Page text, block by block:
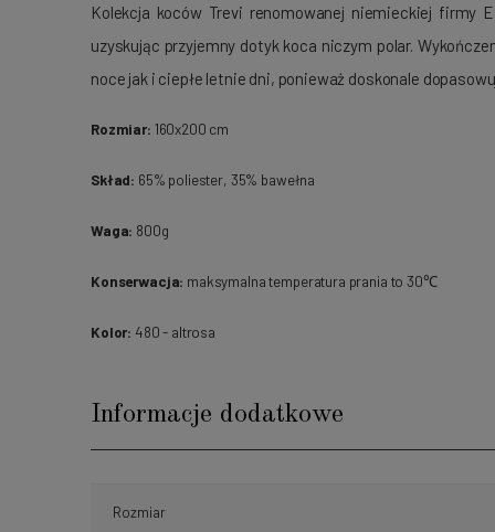
Kolekcja koców Trevi renomowanej niemieckiej firmy
uzyskując przyjemny dotyk koca niczym polar.
noce jak i ciepłe letnie dni, ponieważ doskonale
Rozmiar: 160x200 cm
Skład: 65% poliester, 35% bawełna
Waga: 800g
Konserwacja: maksymalna temperatura prania to 30℃
Kolor: 480 - altrosa
Informacje dodatkowe
Rozmiar